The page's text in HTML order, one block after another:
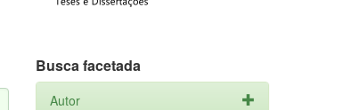
Busca facetada
Autor